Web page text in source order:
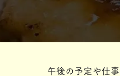
午後の予定や仕